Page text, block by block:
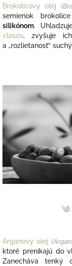
Brokolicový olej (
semienok
silikónom.
vlasov, zvyšuje
a „rozlietanosť“
༄
Arganový olej (
ktoré prenikajú do
Zanecháva tenký